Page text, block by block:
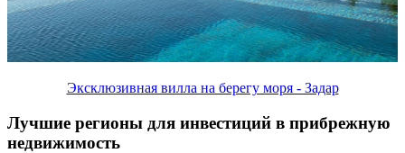
Эксклюзивная вилла на берегу моря - Задар
Лучшие регионы для инвестиций в прибрежную
недвижимость